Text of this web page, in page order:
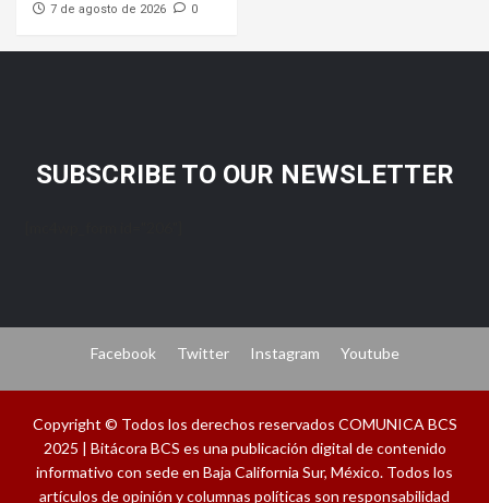
7 de agosto de 2026
0
SUBSCRIBE TO OUR NEWSLETTER
Facebook Twitter Instagram Youtube
Copyright © Todos los derechos reservados COMUNICA BCS
2025 | Bitácora BCS es una publicación digital de contenido
informativo con sede en Baja California Sur, México. Todos los
artículos de opinión y columnas políticas son responsabilidad